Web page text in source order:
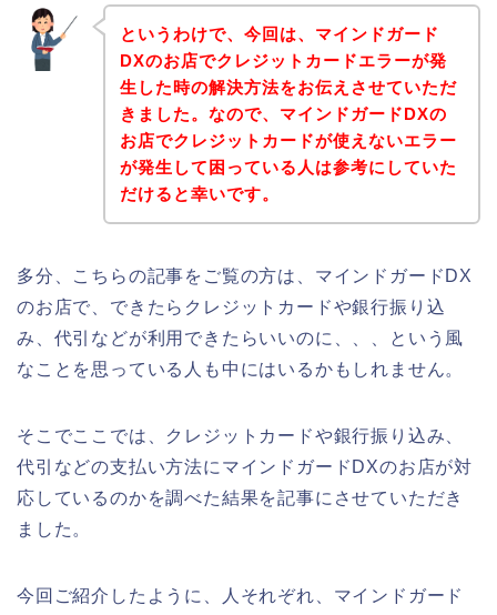
というわけで、今回は、マインドガード
DXのお店でクレジットカードエラーが発
生した時の解決方法をお伝えさせていただ
きました。なので、マインドガードDXの
お店でクレジットカードが使えないエラー
が発生して困っている人は参考にしていた
だけると幸いです。
多分、こちらの記事をご覧の方は、マインドガードDX
のお店で、できたらクレジットカードや銀行振り込
み、代引などが利用できたらいいのに、、、という風
なことを思っている人も中にはいるかもしれません。
そこでここでは、クレジットカードや銀行振り込み、
代引などの支払い方法にマインドガードDXのお店が対
応しているのかを調べた結果を記事にさせていただき
ました。
今回ご紹介したように、人それぞれ、マインドガード